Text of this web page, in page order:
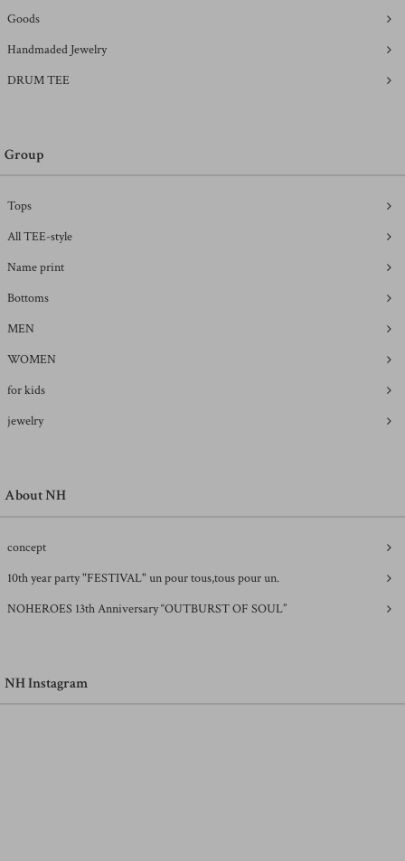
Goods
Handmaded Jewelry
DRUM TEE
Group
Tops
All TEE-style
Name print
Bottoms
MEN
WOMEN
for kids
jewelry
About NH
concept
10th year party "FESTIVAL" un pour tous,tous pour un.
NOHEROES 13th Anniversary “OUTBURST OF SOUL”
NH Instagram